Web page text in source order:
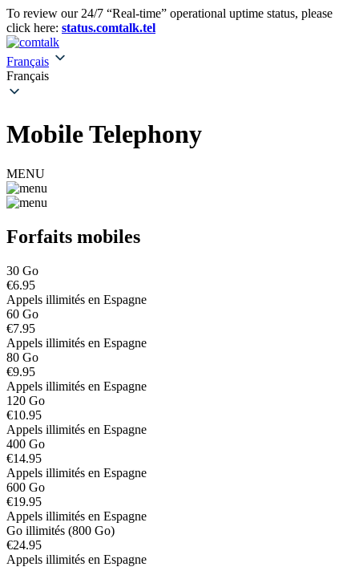
To review our 24/7 “Real-time” operational uptime status, please
click here: status.comtalk.tel
Français
Français
Mobile Telephony
MENU
Forfaits mobiles
30 Go
€6.95
Appels illimités en Espagne
60 Go
€7.95
Appels illimités en Espagne
80 Go
€9.95
Appels illimités en Espagne
120 Go
€10.95
Appels illimités en Espagne
400 Go
€14.95
Appels illimités en Espagne
600 Go
€19.95
Appels illimités en Espagne
Go illimités (800 Go)
€24.95
Appels illimités en Espagne